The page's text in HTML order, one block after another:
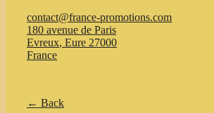
contact@france-promotions.com
180 avenue de Paris
Evreux, Eure 27000
France
← Back